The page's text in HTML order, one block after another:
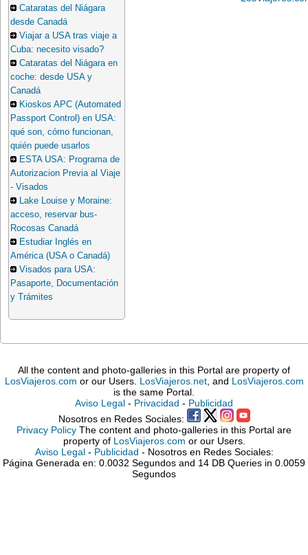
Cataratas del Niágara
desde Canadá
Viajar a USA tras viaje a
Cuba: necesito visado?
Cataratas del Niágara en
coche: desde USA y
Canadá
Kioskos APC (Automated
Passport Control) en USA:
qué son, cómo funcionan,
quién puede usarlos
ESTA USA: Programa de
Autorizacion Previa al Viaje
- Visados
Lake Louise y Moraine:
acceso, reservar bus-
Rocosas Canadá
Estudiar Inglés en
América (USA o Canadá)
Visados para USA:
Pasaporte, Documentación
y Trámites
All the content and photo-galleries in this Portal are property of
LosViajeros.com or our Users. LosViajeros.net, and LosViajeros.com
is the same Portal.
Aviso Legal - Privacidad - Publicidad
Nosotros en Redes Sociales:
Privacy Policy The content and photo-galleries in this Portal are
property of LosViajeros.com or our Users.
Aviso Legal- Publicidad - Nosotros en Redes Sociales:
Página Generada en: 0.0032 Segundos and 14 DB Queries in 0.0059
Segundos